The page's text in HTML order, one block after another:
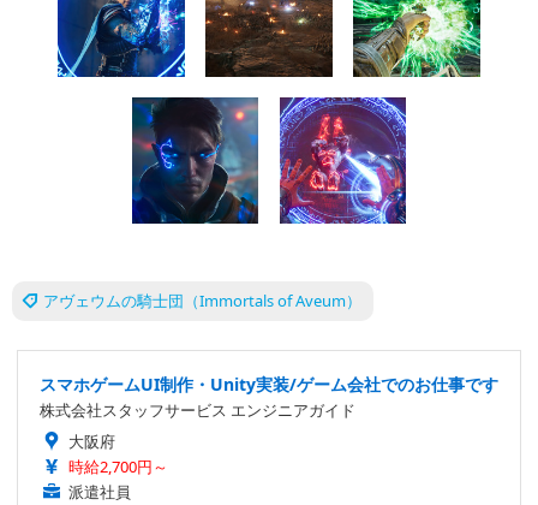
アヴェウムの騎士団（Immortals of Aveum）
スマホゲームUI制作・Unity実装/ゲーム会社でのお仕事です
株式会社スタッフサービス エンジニアガイド
大阪府
時給2,700円～
派遣社員